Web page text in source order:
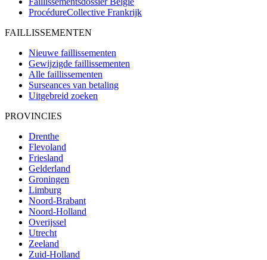
ProcédureCollective Frankrijk
FAILLISSEMENTEN
Nieuwe faillissementen
Gewijzigde faillissementen
Alle faillissementen
Surseances van betaling
Uitgebreid zoeken
PROVINCIES
Drenthe
Flevoland
Friesland
Gelderland
Groningen
Limburg
Noord-Brabant
Noord-Holland
Overijssel
Utrecht
Zeeland
Zuid-Holland